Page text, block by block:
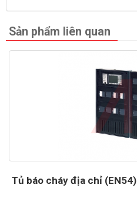
Sản phẩm liên quan
Tủ báo cháy địa chỉ (EN54)